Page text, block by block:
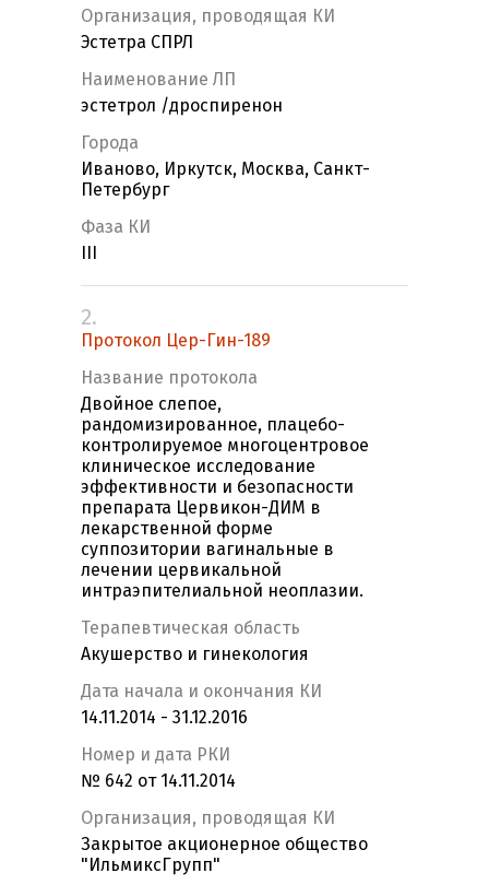
Организация, проводящая КИ
Эстетра СПРЛ
Наименование ЛП
эстетрол /дроспиренон
Города
Иваново, Иркутск, Москва, Санкт-
Петербург
Фаза КИ
2.
Протокол Цер-Гин-189
Название протокола
Двойное слепое,
рандомизированное, плацебо-
контролируемое многоцентровое
клиническое исследование
эффективности и безопасности
препарата Цервикон-ДИМ в
лекарственной форме
суппозитории вагинальные в
лечении цервикальной
интраэпителиальной неоплазии.
Терапевтическая область
Акушерство и гинекология
Дата начала и окончания КИ
14.11.2014 - 31.12.2016
Номер и дата РКИ
№ 642 от 14.11.2014
Организация, проводящая КИ
Закрытое акционерное общество
"ИльмиксГрупп"